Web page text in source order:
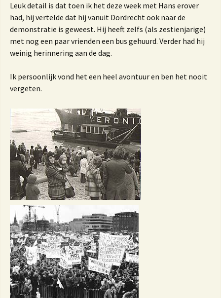
Leuk detail is dat toen ik het deze week met Hans erover
had, hij vertelde dat hij vanuit Dordrecht ook naar de
demonstratie is geweest. Hij heeft zelfs (als zestienjarige)
met nog een paar vrienden een bus gehuurd. Verder had hij
weinig herinnering aan de dag.
Ik persoonlijk vond het een heel avontuur en ben het nooit
vergeten.